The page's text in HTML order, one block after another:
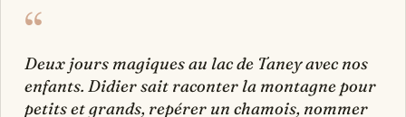
“
Deux jours magiques au lac de Taney avec nos
enfants. Didier sait raconter la montagne pour
petits et grands, repérer un chamois, nommer